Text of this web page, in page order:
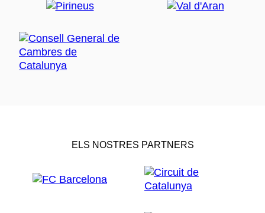
ELS NOSTRES PARTNERS